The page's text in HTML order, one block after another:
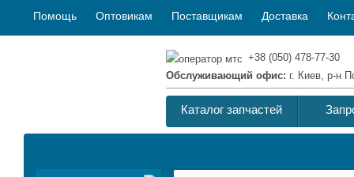
Помощь Оптовикам Поставщикам Доставка
+38 (050) 478-77-30
Обслуживающий офис: г. Киев, р-н
Каталог запчастей